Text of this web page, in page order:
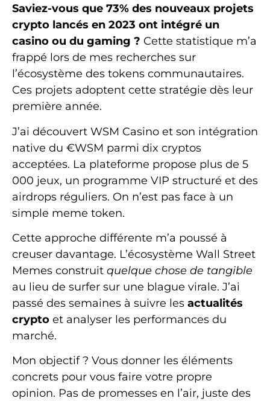
Saviez-vous que 73% des nouveaux projets
crypto lancés en 2023 ont intégré un
casino ou du gaming ? Cette statistique m’a
frappé lors de mes recherches sur
l’écosystème des tokens communautaires.
Ces projets adoptent cette stratégie dès leur
première année.
J’ai découvert WSM Casino et son intégration
native du €WSM parmi dix cryptos
acceptées. La plateforme propose plus de 5
000 jeux, un programme VIP structuré et des
airdrops réguliers. On n’est pas face à un
simple meme token.
Cette approche différente m’a poussé à
creuser davantage. L’écosystème Wall Street
Memes construit quelque chose de tangible
au lieu de surfer sur une blague virale. J’ai
passé des semaines à suivre les actualités
crypto et analyser les performances du
marché.
Mon objectif ? Vous donner les éléments
concrets pour vous faire votre propre
opinion. Pas de promesses en l’air, juste des